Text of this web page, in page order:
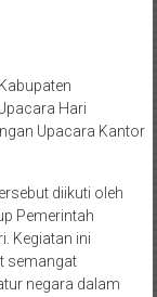
Hari
Upacara Kantor
diikuti oleh
Pemerintah
Kegiatan ini
semangat
negara dalam